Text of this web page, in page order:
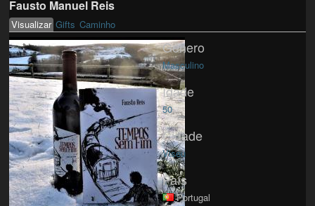
Fausto Manuel Reis
Primary tabs
Visualizar(active tab)
Gifts Caminho
Género
Masculino
Idade
50
Cidade
Viseu
País
Portugal